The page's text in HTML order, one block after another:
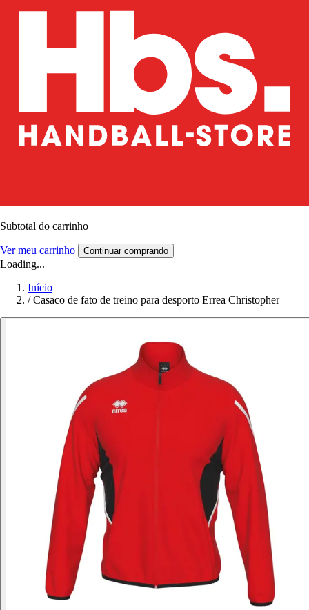
Subtotal do carrinho
Ver meu carrinho Continuar comprando
Loading...
Início
/ Casaco de fato de treino para desporto Errea Christopher